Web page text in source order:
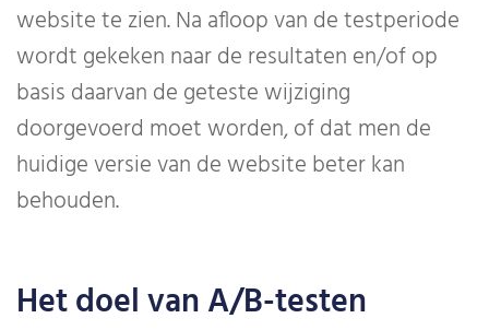
website te zien. Na afloop van de testperiode
wordt gekeken naar de resultaten en/of op
basis daarvan de geteste wijziging
doorgevoerd moet worden, of dat men de
huidige versie van de website beter kan
behouden.
Het doel van A/B-testen